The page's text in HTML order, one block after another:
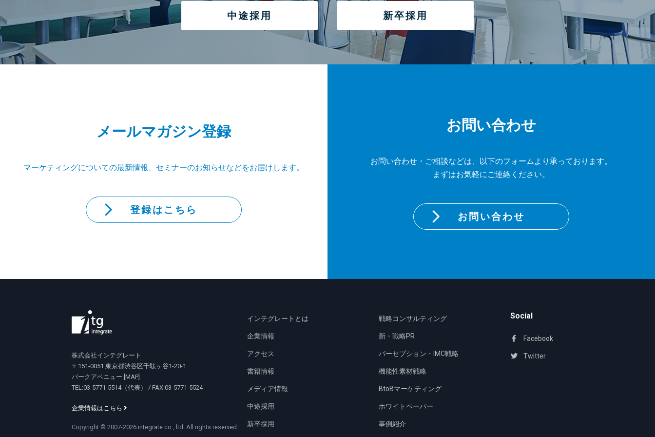
中途採用 新卒採用
メールマガジン登録
マーケティングについての最新情報、セミナーのお知らせなどをお届けします。
登録はこちら
お問い合わせ
お問い合わせ・ご相談などは、 以下のフォームより承っております。
まずはお気軽にご連絡ください。
お問い合わせ
インテグレートとは
企業情報
アクセス
書籍情報
メディア情報
中途採用
新卒採用
戦略コンサルティング
新・戦略PR
パーセプション・IMC戦略
機能性素材戦略
BtoBマーケティング
ホワイトペーパー
事例紹介
Social
Facebook
Twitter
株式会社インテグレート
〒151-0051 東京都渋谷区千駄ヶ谷1-20-1
パークアベニュー [ MAP
TEL:03-5771-5514（代表） / FAX:03-5771-5524
企業情報はこちら
Copyright © 2007-2026 integrate co., ltd. All rights reserved.